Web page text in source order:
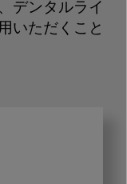
デンタルライ
いただくこと